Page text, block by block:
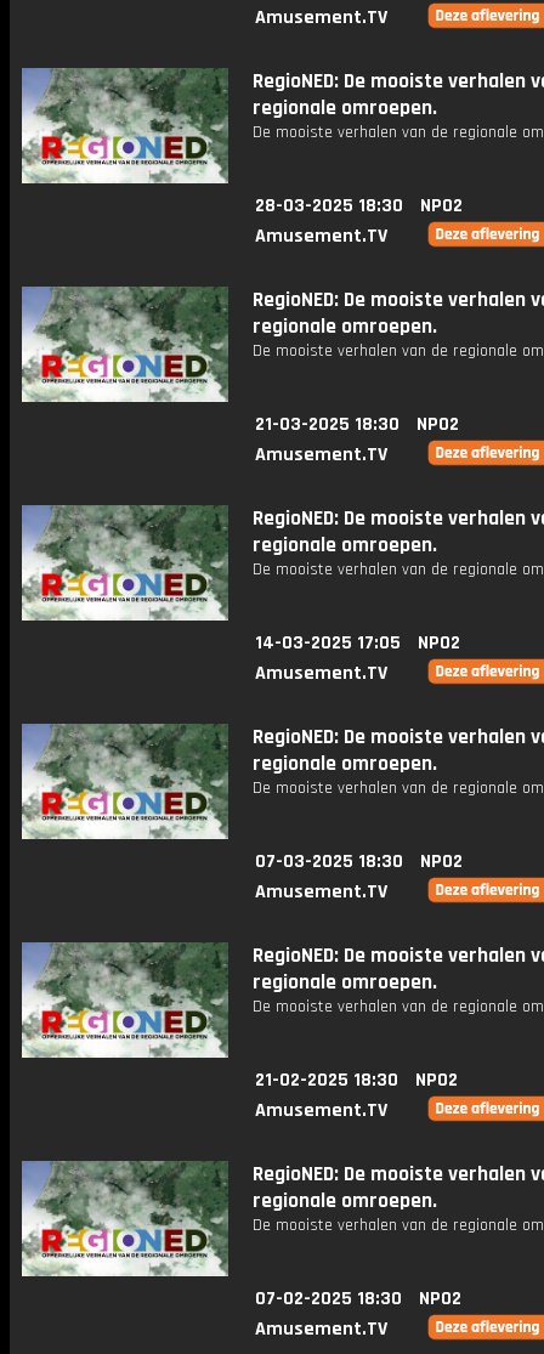
Amusement.TV
RegioNED: De mooiste verhalen
regionale omroepen.
De mooiste verhalen van de regionale
28-03-2025 18:30
NPO2
Amusement.TV
RegioNED: De mooiste verhalen
regionale omroepen.
De mooiste verhalen van de regionale
21-03-2025 18:30
NPO2
Amusement.TV
RegioNED: De mooiste verhalen
regionale omroepen.
De mooiste verhalen van de regionale
14-03-2025 17:05
NPO2
Amusement.TV
RegioNED: De mooiste verhalen
regionale omroepen.
De mooiste verhalen van de regionale
07-03-2025 18:30
NPO2
Amusement.TV
RegioNED: De mooiste verhalen
regionale omroepen.
De mooiste verhalen van de regionale
21-02-2025 18:30
NPO2
Amusement.TV
RegioNED: De mooiste verhalen
regionale omroepen.
De mooiste verhalen van de regionale
07-02-2025 18:30
NPO2
Amusement.TV